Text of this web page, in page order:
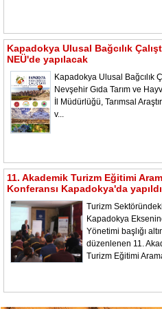
Kapadokya Ulusal Bağcılık
NEÜ'de yapılacak
Kapadokya Ulusal Bağcılık
Nevşehir Gıda Tarım ve
İl Müdürlüğü, Tarımsal
v...
11. Akademik Turizm Eğitimi
Konferansı Kapadokya'da yapıldı
Turizm
Kapadokya
Yönetimi başlığı
düzenlenen 11.
Turizm Eğitimi